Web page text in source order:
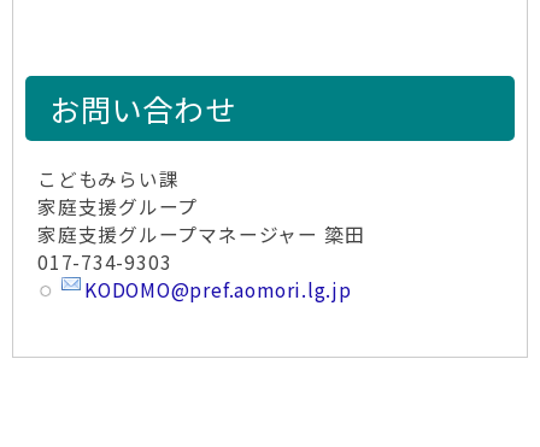
お問い合わせ
こどもみらい課
家庭支援グループ
家庭支援グループマネージャー 簗田
017-734-9303
KODOMO@pref.aomori.lg.jp